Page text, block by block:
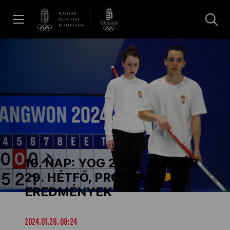
Galéria
Dakar 2026
Los Angeles 2028
10. NAP: YOG 2024, JANUÁR
29. HÉTFŐ, PROGRAM,
EREDMÉNYEK
2024.01.28. 08:24